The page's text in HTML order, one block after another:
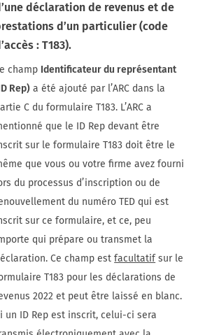
déclaration de revenus et de
d’un particulier (code
: T183).
champ Identificateur du représentant
Rep) a été ajouté par l’ARC dans la
C du formulaire T183. L’ARC a
que le ID Rep devant être
sur le formulaire T183 doit être le
que vous ou votre firme avez fourni
du processus d’inscription ou de
du numéro TED qui est
sur ce formulaire, et ce, peu
qui prépare ou transmet la
Ce champ estfacultatifsur le
T183 pour les déclarations de
2022 et peut être laissé en blanc.
un ID Rep est inscrit, celui-ci sera